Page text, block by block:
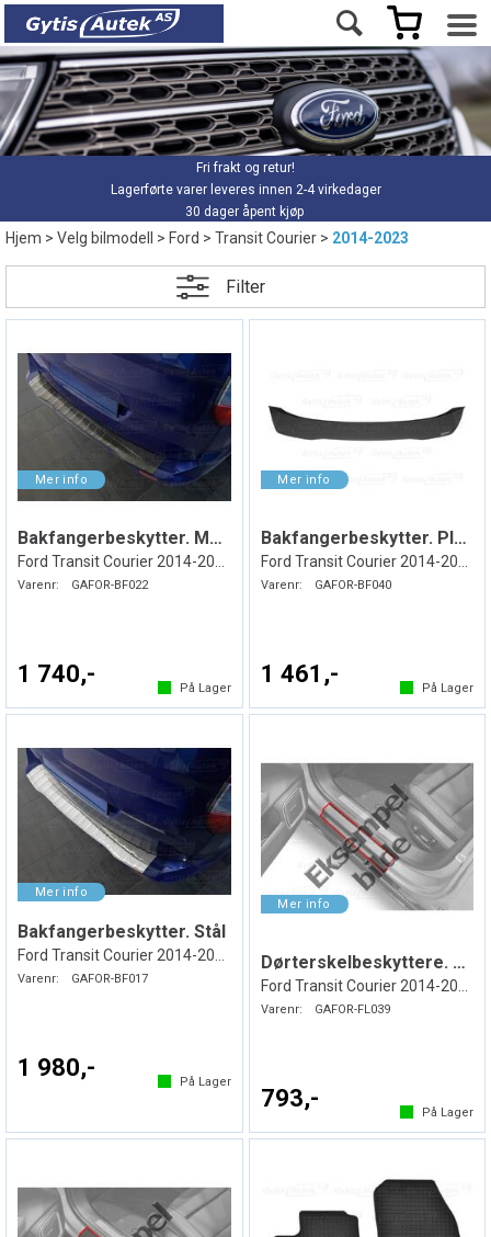
Fri frakt og retur!
Lagerførte varer leveres innen 2-4 virkedager
30 dager åpent kjøp
Hjem>Velg bilmodell >Ford>Transit Courier>2014-2023
Filter
Bakfangerbeskytter. Mørk. Stål
Varenr: GAFOR-BF022
1 740,-
På Lager
Bakfangerbeskytter. Plast
Varenr: GAFOR-BF040
1 461,-
På Lager
Bakfangerbeskytter. Stål
Varenr: GAFOR-BF017
1 980,-
På Lager
Dørterskelbeskyttere. Folie. PPF
Varenr: GAFOR-FL039
793,-
På Lager